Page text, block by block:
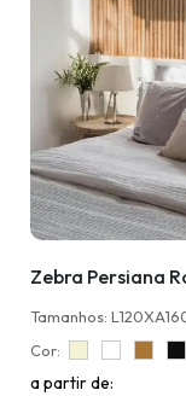
Zebra Persiana
Tamanhos:
Cor:
a partir de: